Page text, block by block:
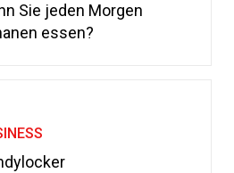
Sie jeden Morgen
essen?